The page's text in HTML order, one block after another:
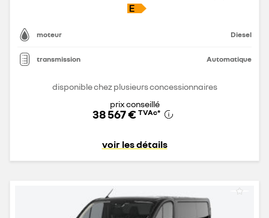
moteur Diesel
transmission Automatique
disponible chez plusieurs concessionnaires
prix conseillé
38 567 € TVAc*
voir les détails